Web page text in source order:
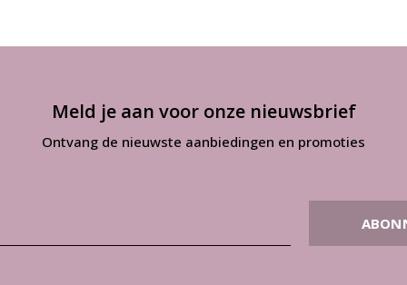
Meld je aan voor onze nieuwsbrief
Ontvang de nieuwste aanbiedingen en promoties